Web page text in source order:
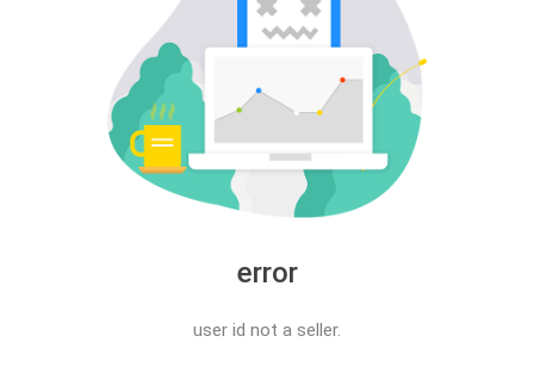
error
user id not a seller.